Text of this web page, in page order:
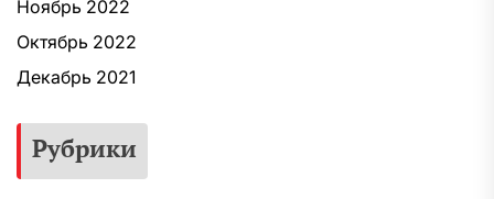
Ноябрь 2022
Октябрь 2022
Декабрь 2021
Рубрики